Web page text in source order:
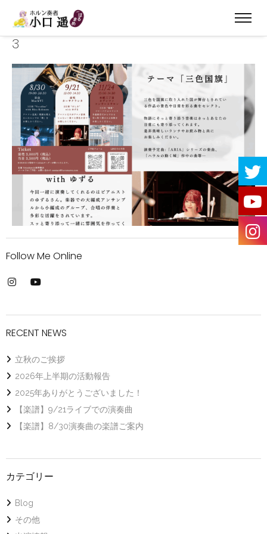
3
Follow Me Online
RECENT NEWS
立秋のご挨拶
2026年上半期の活動報告
2025年ありがとうございました！
【楽譜】9/21ライブでの演奏曲
【楽譜】8/30演奏曲の楽譜ご案内
カテゴリー
Blog
その他